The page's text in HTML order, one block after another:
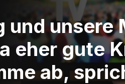
und unsere
eher gute
ab,